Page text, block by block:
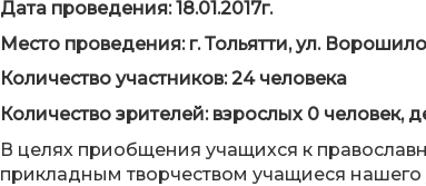
Дата проведения: 18.01.2017г.
Место проведения: г. Тольятти, ул.
Количество участников: 24 человека
Количество зрителей: взрослых 0 человек,
В целях приобщения учащихся к
прикладным творчеством учащиеся